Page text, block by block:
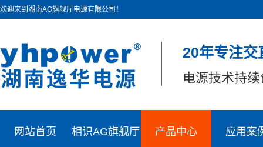
欢迎来到湖南AG旗舰厅电源有限公司！
20年专注交
电源技术持
网站首页 相识AG旗舰厅 产品中心 应用案